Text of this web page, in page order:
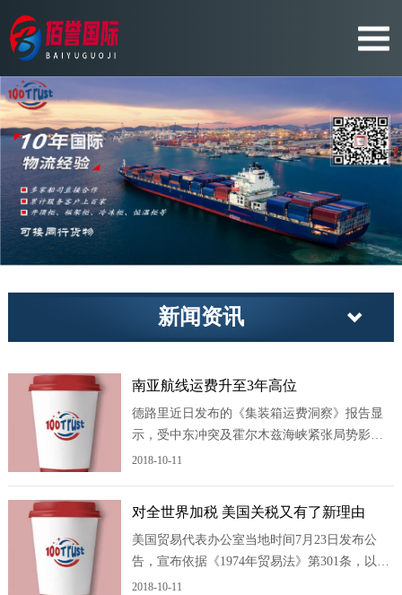
新闻资讯
南亚航线运费升至3年高位
德路里近日发布的《集装箱运费洞察》报告显
示，受中东冲突及霍尔木兹海峡紧张局势影
响，过去两周南亚至美国、欧洲航线的运费涨
上。 其中，中东航线运费涨幅最为显著。
需求上行、印度核心港口拥堵、船舶运力供
2018-10-11
对全世界加税 美国关税又有了新理由
美国贸易代表办公室当地时间7月23日发布公
告，宣布依据《1974年贸易法》第301条，以所
谓“强迫劳动”为名对60个国家和地区征收10%至
2018-10-11